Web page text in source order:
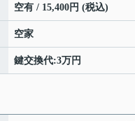
空有 / 15,400円 (税込)
空家
鍵交換代:3万円